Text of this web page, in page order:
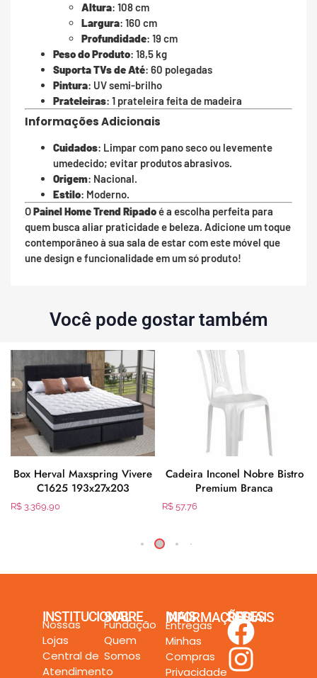
Altura: 108 cm
Largura: 160 cm
Profundidade: 19 cm
Peso do Produto: 18,5 kg
Suporta TVs de Até: 60 polegadas
Pintura: UV semi-brilho
Prateleiras: 1 prateleira feita de madeira
Informações Adicionais
Cuidados: Limpar com pano seco ou levemente
umedecido; evitar produtos abrasivos.
Origem: Nacional.
Estilo: Moderno.
OPainel Home Trend Ripadoé a escolha perfeita para
quem busca aliar praticidade e beleza. Adicione um toque
contemporâneo à sua sala de estar com este móvel que
une design e funcionalidade em um só produto!
Você pode gostar também
Box Herval Maxspring Vivere
C1625 193x27x203
R$ 3.369,90
Cadeira Inconel Nobre Bistro
Premium Branca
R$ 57,76
INSTITUCIONAL
Nossas
Lojas
Central de
Atendimento
SOBRE
Fundação
Quem
Somos
MAIS INFORMAÇÕES
Entregas
Minhas
Compras
Privacidade
REDES SOCIAIS